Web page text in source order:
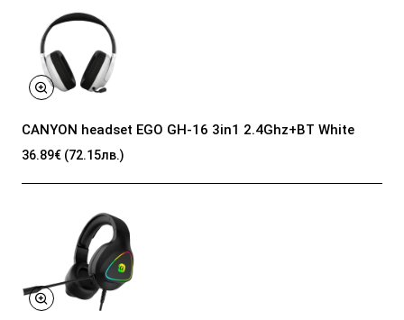
CANYON headset EGO GH-16 3in1 2.4Ghz+BT White
36.89€ (72.15лв.)